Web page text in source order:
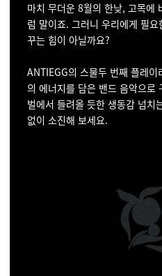
마치 무더운 8월의 한낮, 고목에
럼 말이죠. 그러니 우리에게 필
꾸는 힘이 아닐까요?
ANTIEGG의 스물두 번째 플레
의 에너지를 담은 밴드 음악으로
벌에서 들려올 듯한 생동감 넘치
없이 소진해 보세요.